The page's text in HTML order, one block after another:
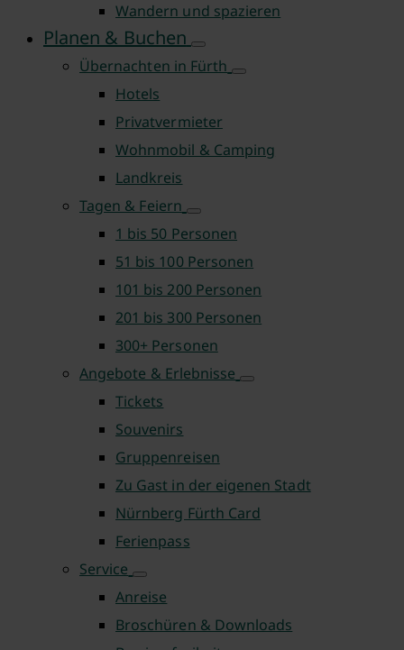
Wandern und spazieren
Planen & Buchen
Übernachten in Fürth
Hotels
Privatvermieter
Wohnmobil & Camping
Landkreis
Tagen & Feiern
1 bis 50 Personen
51 bis 100 Personen
101 bis 200 Personen
201 bis 300 Personen
300+ Personen
Angebote & Erlebnisse
Tickets
Souvenirs
Gruppenreisen
Zu Gast in der eigenen Stadt
Nürnberg Fürth Card
Ferienpass
Service
Anreise
Broschüren & Downloads